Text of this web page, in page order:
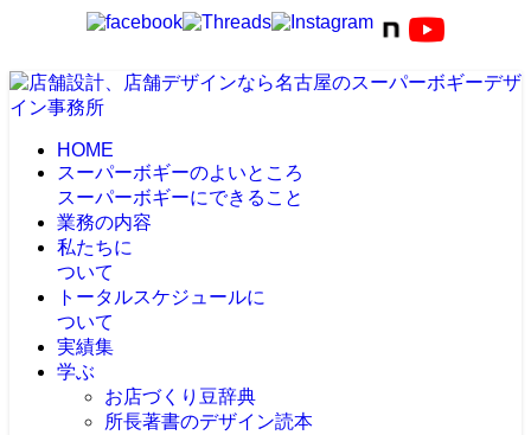
HOME
スーパーボギーのよいところ
スーパーボギーにできること
業務の内容
私たちに
ついて
トータルスケジュールに
ついて
実績集
学ぶ
お店づくり豆辞典
所長著書のデザイン読本